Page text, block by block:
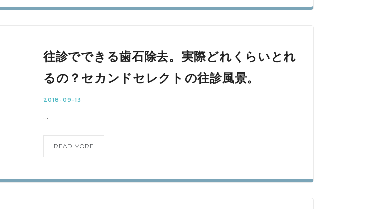
往診でできる歯石除去。実際どれくらいとれ
るの？セカンドセレクトの往診風景。
2018-09-13
...
READ MORE